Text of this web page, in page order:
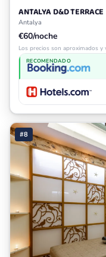
ANTALYA D&D TERRACE
Antalya
€60/noche
Los precios son aproximados
RECOMENDADO
#8